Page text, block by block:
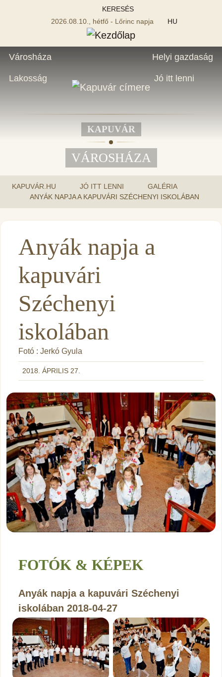
KERESÉS
2026.08.10., hétfő - Lőrinc napja
HU
Városháza
Lakosság
Helyi gazdaság
Jó itt lenni
KAPUVÁR
VÁROSHÁZA
KAPUVÁR.HU JÓ ITT LENNI
GALÉRIA
ANYÁK NAPJA A KAPUVÁRI SZÉCHENYI ISKOLÁBAN
Anyák napja a
kapuvári
Széchenyi
iskolában
Fotó : Jerkó Gyula
2018. ÁPRILIS 27.
FOTÓK & KÉPEK
Anyák napja a kapuvári Széchenyi
iskolában 2018-04-27